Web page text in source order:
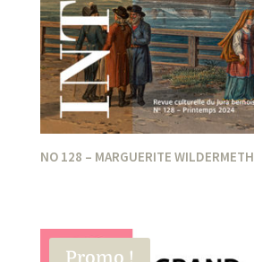
NO 128 – MARGUERITE WILDERMETH